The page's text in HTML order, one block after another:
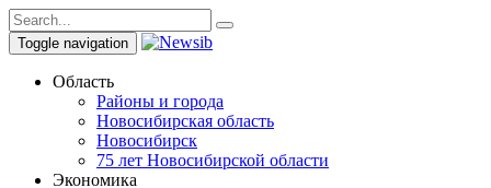
Toggle navigation
Область
Районы и города
Новосибирская область
Новосибирск
75 лет Новосибирской области
Экономика